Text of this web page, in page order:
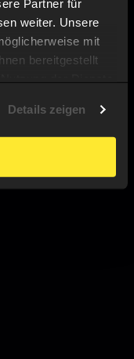
Partner für
weiter. Unsere
mit
bereitgestellt
Details zeigen